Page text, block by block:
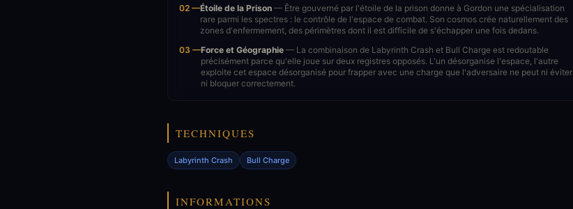
02 —Étoile de la Prison — Être gouverné par l'étoile de la prison donne à Gordon une spécialisation
rare parmi les spectres : le contrôle de l'espace de combat. Son cosmos crée naturellement des
zones d'enfermement, des périmètres dont il est difficile de s'échapper une fois dedans.
03 —Force et Géographie — La combinaison de Labyrinth Crash et Bull Charge est redoutable
précisément parce qu'elle joue sur deux registres opposés. L'un désorganise l'espace, l'autre
exploite cet espace désorganisé pour frapper avec une charge que l'adversaire ne peut ni éviter
ni bloquer correctement.
TECHNIQUES
Labyrinth Crash Bull Charge
INFORMATIONS